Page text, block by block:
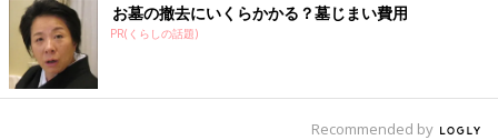
お墓の撤去にいくらかかる？墓じまい費用
PR(くらしの話題)
Recommended by